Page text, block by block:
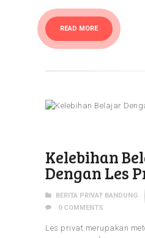
READ MORE
Kelebihan
Dengan Les
BERITA PRIVAT BANDUNG
0 COMMENTS
Les privat merupakan